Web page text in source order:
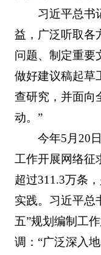
习近平总书
益，广泛听取各
问题、制定重要
做好建议稿起草
查研究，并面向
动。”
今年5月20
工作开展网络征
超过311.3万条
实践。习近平总
五”规划编制工
调：“广泛深入